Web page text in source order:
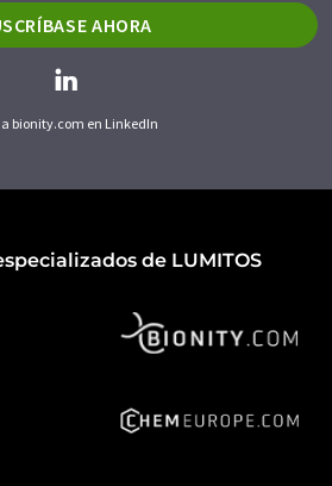
AHORA
a bionity.com en LinkedIn
de LUMITOS